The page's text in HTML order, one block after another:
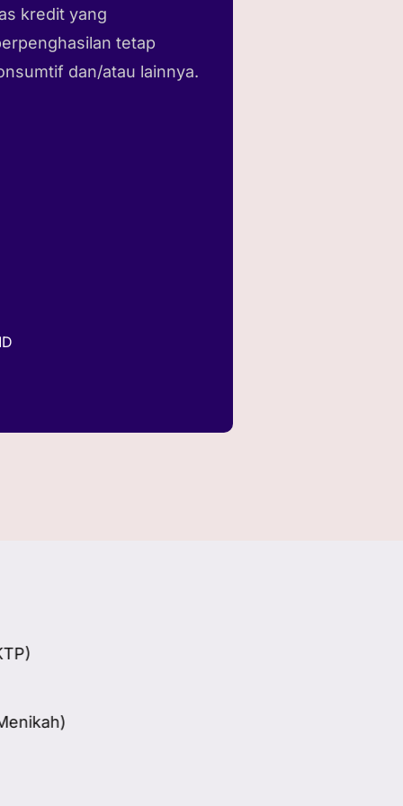
kredit yang
tetap
dan/atau lainnya.